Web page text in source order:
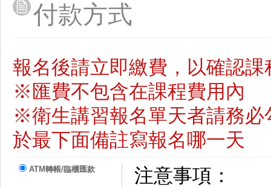
付款方式
報名後請立即繳費，以確認課
※匯費不包含在課程費用內
※衛生講習報名單天者請務必
於最下面備註寫報名哪一天
ATM轉帳/臨櫃匯款
注意事項：